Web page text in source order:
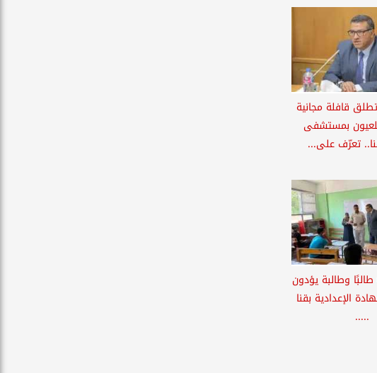
قافلة مجانية
بمستشفى
تعرّف على...
60 ألفًا و619 طالبًا وطالبة يؤدون
الإعدادية بقنا
.....